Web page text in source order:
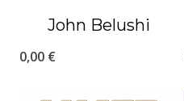
John Belushi
0,00 €